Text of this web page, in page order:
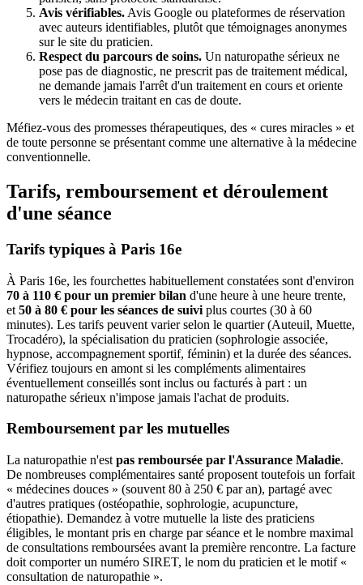
Avis vérifiables. Avis Google ou plateformes de réservation
avec auteurs identifiables, plutôt que témoignages anonymes
sur le site du praticien.
Respect du parcours de soins. Un naturopathe sérieux ne
pose pas de diagnostic, ne prescrit pas de traitement médical,
ne demande jamais l'arrêt d'un traitement en cours et oriente
vers le médecin traitant en cas de doute.
Méfiez-vous des promesses thérapeutiques, des « cures miracles » et
de toute personne se présentant comme une alternative à la médecine
conventionnelle.
Tarifs, remboursement et déroulement
d'une séance
Tarifs typiques à Paris 16e
À Paris 16e, les fourchettes habituellement constatées sont d'environ
70 à 110 € pour un premier bilan d'une heure à une heure trente,
et 50 à 80 € pour les séances de suivi plus courtes (30 à 60
minutes). Les tarifs peuvent varier selon le quartier (Auteuil, Muette,
Trocadéro), la spécialisation du praticien (sophrologie associée,
hypnose, accompagnement sportif, féminin) et la durée des séances.
Vérifiez toujours en amont si les compléments alimentaires
éventuellement conseillés sont inclus ou facturés à part : un
naturopathe sérieux n'impose jamais l'achat de produits.
Remboursement par les mutuelles
La naturopathie n'est pas remboursée par l'Assurance Maladie.
De nombreuses complémentaires santé proposent toutefois un forfait
« médecines douces » (souvent 80 à 250 € par an), partagé avec
d'autres pratiques (ostéopathie, sophrologie, acupuncture,
étiopathie). Demandez à votre mutuelle la liste des praticiens
éligibles, le montant pris en charge par séance et le nombre maximal
de consultations remboursées avant la première rencontre. La facture
doit comporter un numéro SIRET, le nom du praticien et le motif «
consultation de naturopathie ».